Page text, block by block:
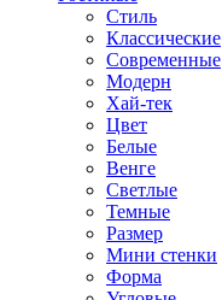
Стиль
Классические
Современные
Модерн
Хай-тек
Цвет
Белые
Венге
Светлые
Темные
Размер
Мини стенки
Форма